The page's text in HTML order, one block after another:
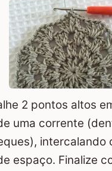
2 pontos altos
uma corrente
intercalando
espaço. Finalize